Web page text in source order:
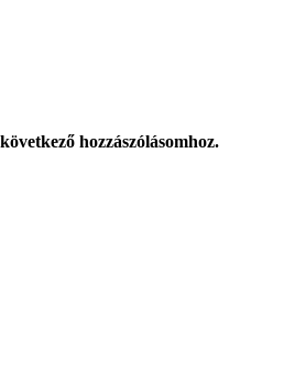
hozzászólásomhoz.